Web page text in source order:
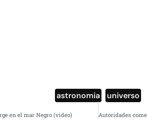
astronomia universo
en el mar Negro (video)